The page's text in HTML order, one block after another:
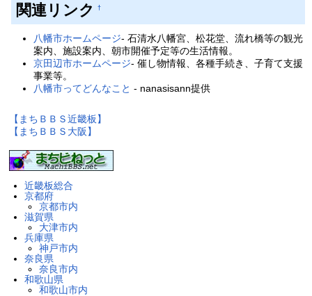
関連リンク †
八幡市ホームページ- 石清水八幡宮、松花堂、流れ橋等の観光
案内、施設案内、朝市開催予定等の生活情報。
京田辺市ホームページ- 催し物情報、各種手続き、子育て支援
事業等。
八幡市ってどんなこと - nanasisann提供
【まちＢＢＳ近畿板】
【まちＢＢＳ大阪】
近畿板総合
京都府
京都市内
滋賀県
大津市内
兵庫県
神戸市内
奈良県
奈良市内
和歌山県
和歌山市内